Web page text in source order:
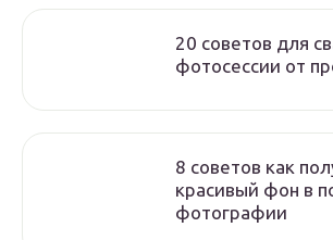
20 советов для
фотосессии от
8 советов как
красивый фон в
фотографии